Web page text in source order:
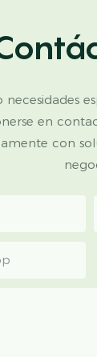
necesidades
en
con